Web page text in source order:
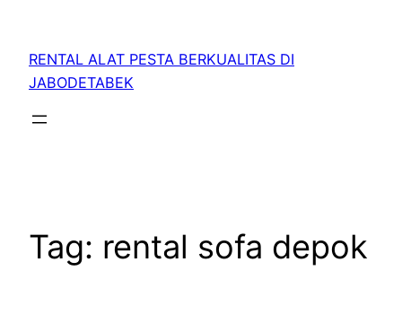
RENTAL ALAT PESTA BERKUALITAS DI
JABODETABEK
Tag: rental sofa depok